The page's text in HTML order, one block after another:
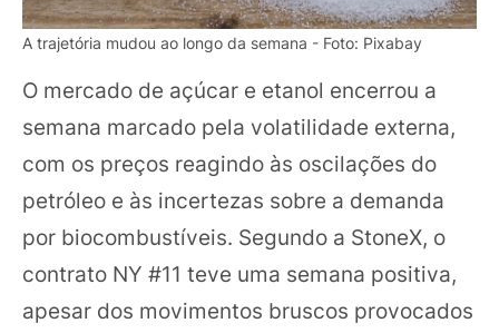
A trajetória mudou ao longo da semana - Foto: Pixabay
O mercado de açúcar e etanol encerrou a
semana marcado pela volatilidade externa,
com os preços reagindo às oscilações do
petróleo e às incertezas sobre a demanda
por biocombustíveis. Segundo a StoneX, o
contrato NY #11 teve uma semana positiva,
apesar dos movimentos bruscos provocados